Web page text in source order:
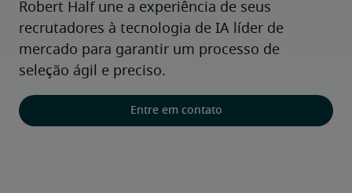
Robert Half une a experiência de seus
recrutadores à tecnologia de IA líder de
mercado para garantir um processo de
seleção ágil e preciso.
Entre em contato